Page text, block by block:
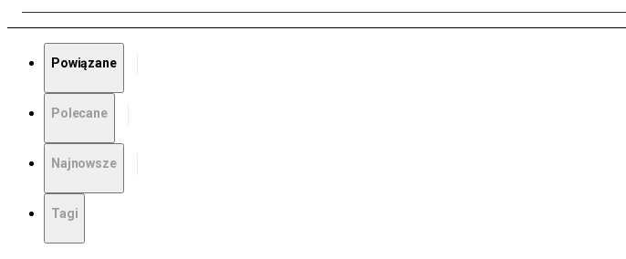
Powiązane
Polecane
Najnowsze
Tagi